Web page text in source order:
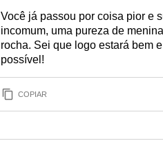
Você já passou por coisa pior e
incomum, uma pureza de
rocha. Sei que logo estará bem
possível!
COPIAR